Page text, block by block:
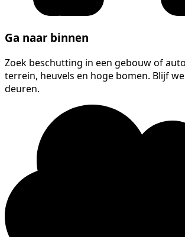
Ga naar binnen
Zoek beschutting in een gebouw of
terrein, heuvels en hoge bomen. Blijf
deuren.